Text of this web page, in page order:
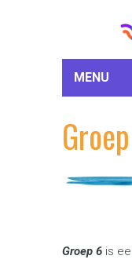
MENU
Groep 6 is